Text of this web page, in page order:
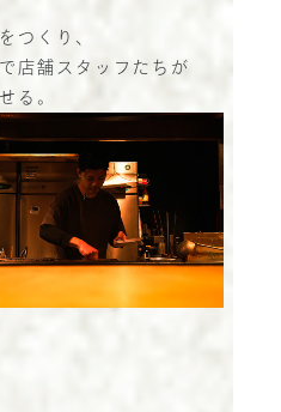
つくり、
店舗スタッフたちが
る。